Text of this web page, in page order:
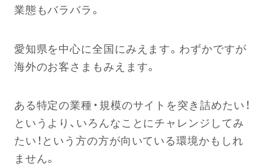
業態もバラバラ。
愛知県を中心に全国にみえます。わずかですが
海外のお客さまもみえます。
ある特定の業種・規模のサイトを突き詰めたい！
というより、いろんなことにチャレンジしてみ
たい！という方の方が向いている環境かもしれ
ません。